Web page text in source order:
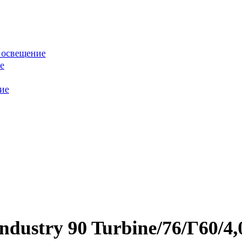
90 Turbine/76/Г60/